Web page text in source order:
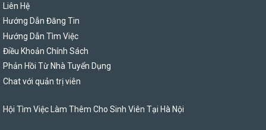
Liên Hệ
Hướng Dẫn Đăng Tin
Hướng Dẫn Tìm Việc
Điều Khoản Chính Sách
Phản Hồi Từ Nhà Tuyển Dụng
Chat với quản trị viên
Hội Tìm Việc Làm Thêm Cho Sinh Viên Tại Hà Nội